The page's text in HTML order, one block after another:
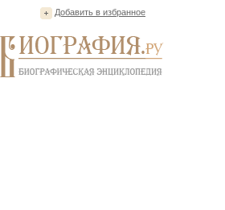
Добавить в избранное